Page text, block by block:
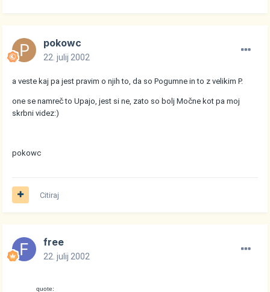
pokowc
22. julij 2002
a veste kaj pa jest pravim o njih to, da so Pogumne in to z velikim P.
one se namreč to Upajo, jest si ne, zato so bolj Močne kot pa moj
skrbni videz:)
pokowc
Citiraj
free
22. julij 2002
quote: